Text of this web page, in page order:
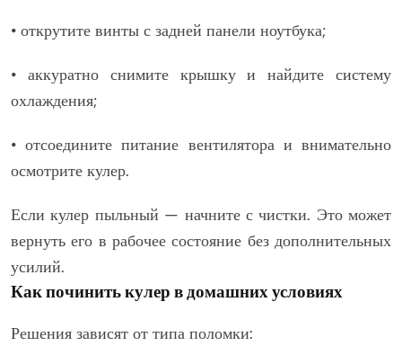
• открутите винты с задней панели ноутбука;
• аккуратно снимите крышку и найдите систему
охлаждения;
• отсоедините питание вентилятора и внимательно
осмотрите кулер.
Если кулер пыльный — начните с чистки. Это может
вернуть его в рабочее состояние без дополнительных
усилий.
Как починить кулер в домашних условиях
Решения зависят от типа поломки: